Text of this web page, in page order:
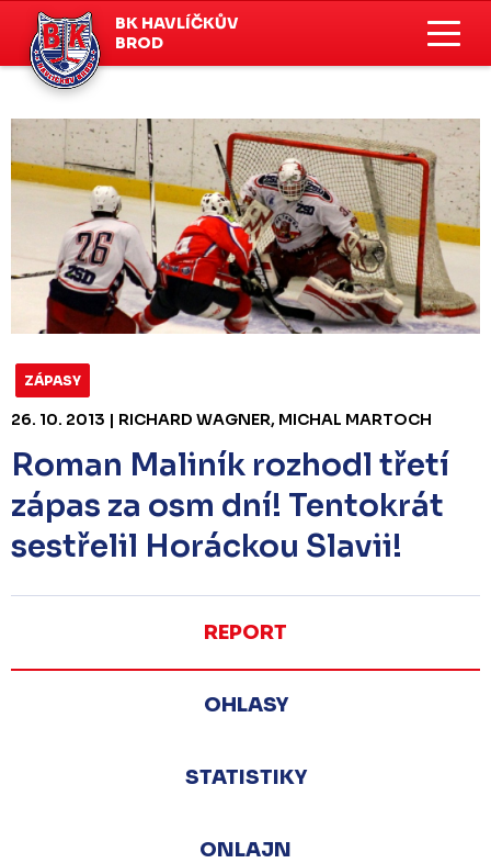
BK HAVLÍČKŮV
BROD
ZÁPASY
26. 10. 2013 | RICHARD WAGNER, MICHAL MARTOCH
Roman Maliník rozhodl třetí
zápas za osm dní! Tentokrát
sestřelil Horáckou Slavii!
REPORT
OHLASY
STATISTIKY
ONLAJN